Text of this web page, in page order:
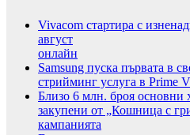
Vivacom стартира с
август
онлайн
Samsung пуска първата в
стрийминг услуга в Prime
Близо 6 млн. броя основни
закупени от „Кошница с
кампанията